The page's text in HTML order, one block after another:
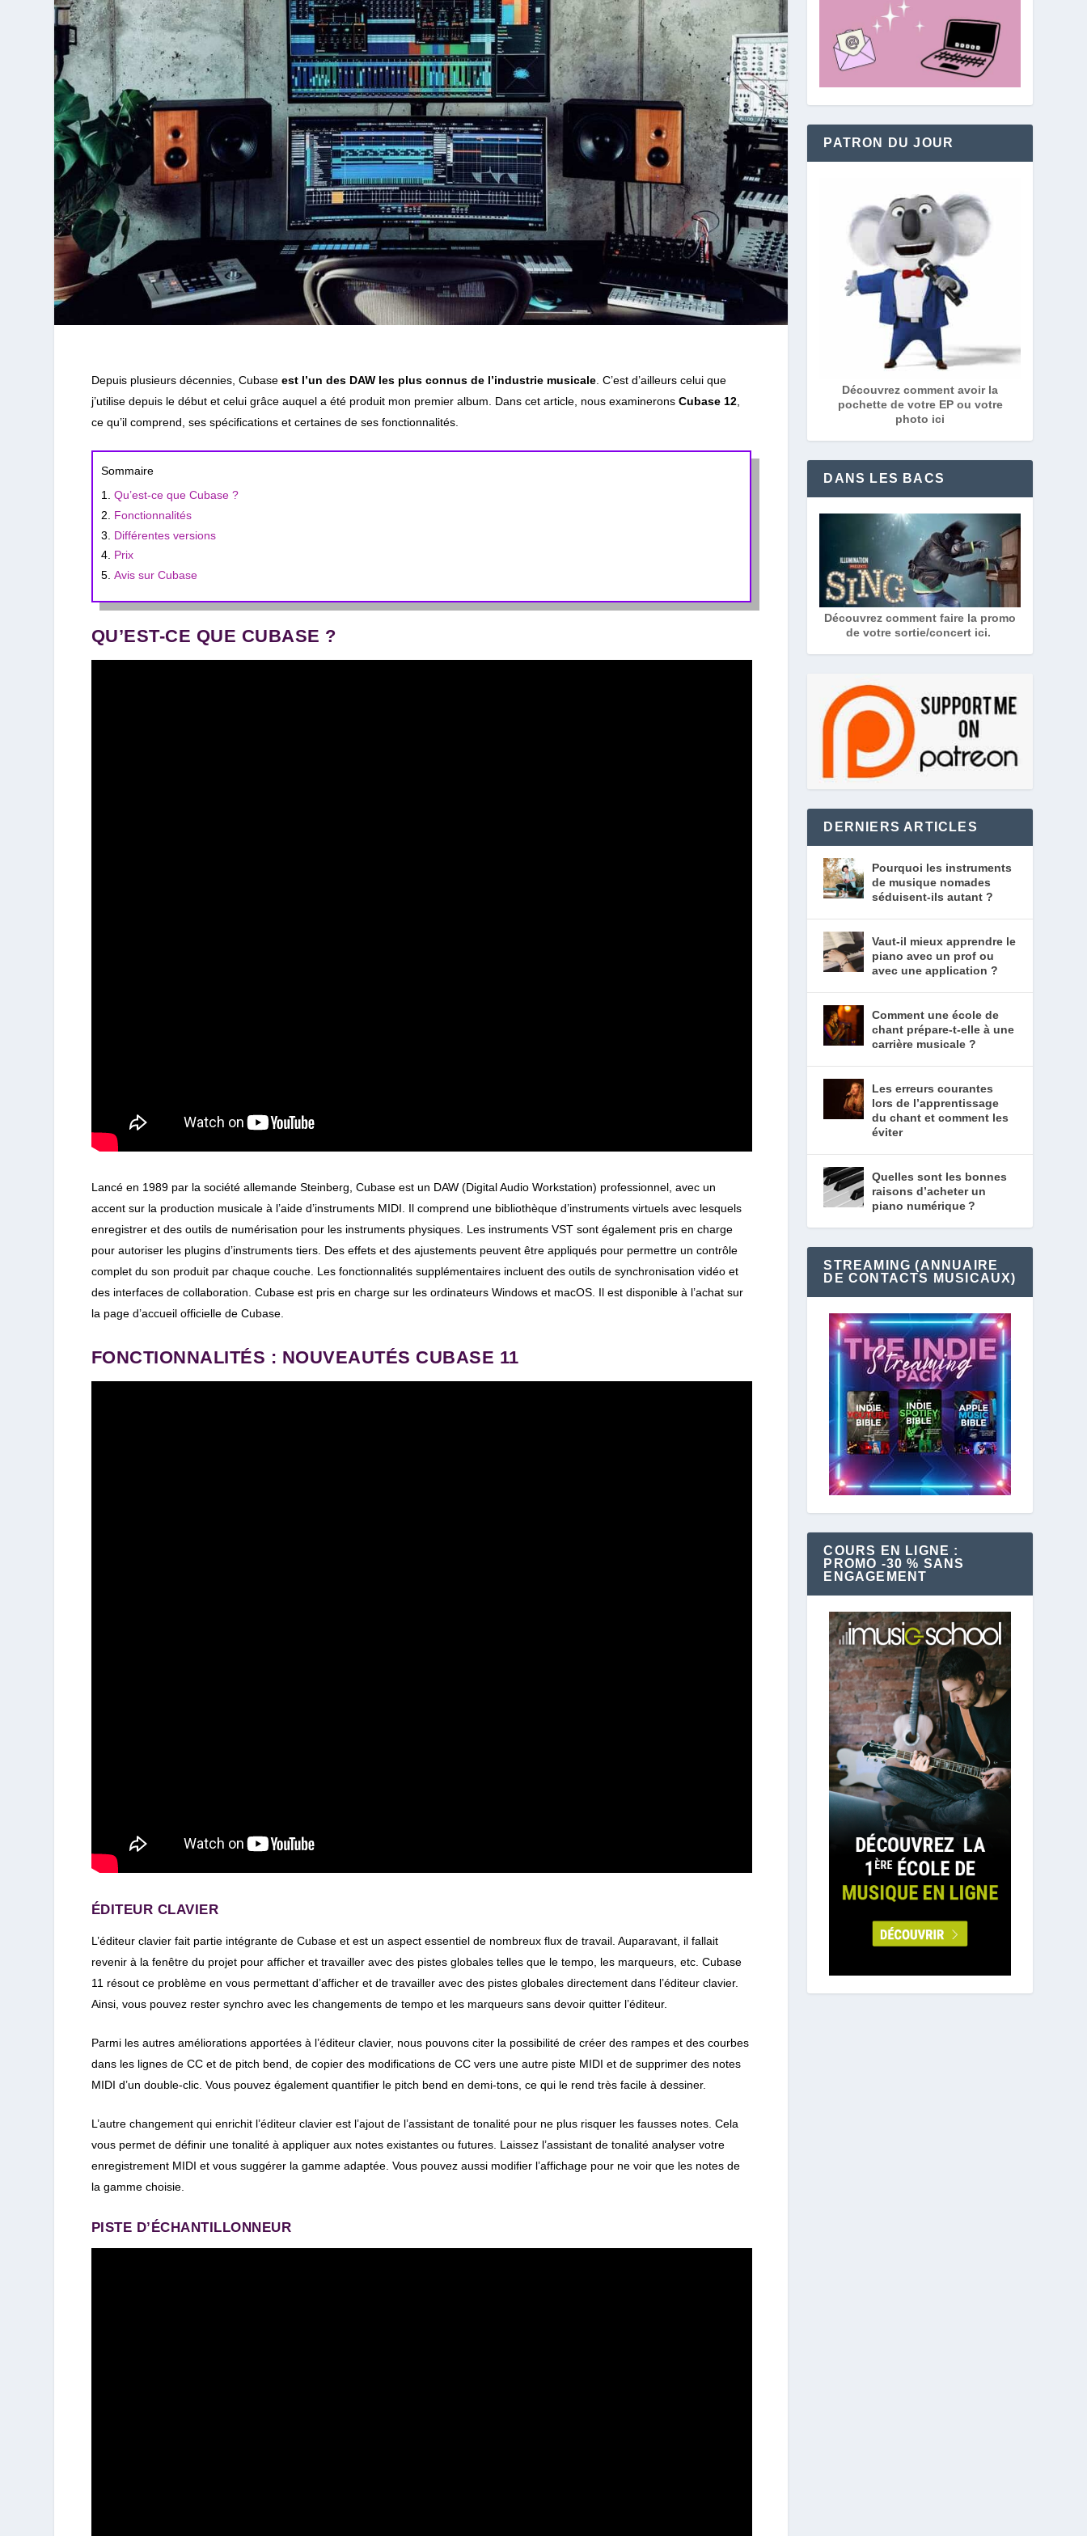
Depuis plusieurs décennies, Cubaseest l’un des DAW les plus connus de l’industrie musicale. C’est d’ailleurs celui que
j’utilise depuis le début et celui grâce auquel a été produit mon premier album. Dans cet article, nous examinerons Cubase 12,
ce qu’il comprend, ses spécifications et certaines de ses fonctionnalités.
Sommaire
Qu’est-ce que Cubase ?
Fonctionnalités
Différentes versions
Prix
Avis sur Cubase
QU’EST-CE QUE CUBASE ?
Lancé en 1989 par la société allemande Steinberg, Cubase est un DAW (Digital Audio Workstation) professionnel, avec un
accent sur la production musicale à l’aide d’instruments MIDI. Il comprend une bibliothèque d’instruments virtuels avec lesquels
enregistrer et des outils de numérisation pour les instruments physiques. Les instruments VST sont également pris en charge
pour autoriser les plugins d’instruments tiers. Des effets et des ajustements peuvent être appliqués pour permettre un contrôle
complet du son produit par chaque couche. Les fonctionnalités supplémentaires incluent des outils de synchronisation vidéo et
des interfaces de collaboration. Cubase est pris en charge sur les ordinateurs Windows et macOS. Il est disponible à l’achat sur
la page d’accueil officielle de Cubase.
FONCTIONNALITÉS : NOUVEAUTÉS CUBASE 11
ÉDITEUR CLAVIER
L’éditeur clavier fait partie intégrante de Cubase et est un aspect essentiel de nombreux flux de travail. Auparavant, il fallait
revenir à la fenêtre du projet pour afficher et travailler avec des pistes globales telles que le tempo, les marqueurs, etc. Cubase
11 résout ce problème en vous permettant d’afficher et de travailler avec des pistes globales directement dans l’éditeur clavier.
Ainsi, vous pouvez rester synchro avec les changements de tempo et les marqueurs sans devoir quitter l’éditeur.
Parmi les autres améliorations apportées à l’éditeur clavier, nous pouvons citer la possibilité de créer des rampes et des courbes
dans les lignes de CC et de pitch bend, de copier des modifications de CC vers une autre piste MIDI et de supprimer des notes
MIDI d’un double-clic. Vous pouvez également quantifier le pitch bend en demi-tons, ce qui le rend très facile à dessiner.
L’autre changement qui enrichit l’éditeur clavier est l’ajout de l’assistant de tonalité pour ne plus risquer les fausses notes. Cela
vous permet de définir une tonalité à appliquer aux notes existantes ou futures. Laissez l’assistant de tonalité analyser votre
enregistrement MIDI et vous suggérer la gamme adaptée. Vous pouvez aussi modifier l’affichage pour ne voir que les notes de
la gamme choisie.
PISTE D’ÉCHANTILLONNEUR
PATRON DU JOUR
Découvrez comment avoir la
pochette de votre EP ou votre
photo ici
DANS LES BACS
Découvrez comment faire la promo
de votre sortie/concert ici.
DERNIERS ARTICLES
Pourquoi les instruments
de musique nomades
séduisent-ils autant ?
Vaut-il mieux apprendre le
piano avec un prof ou
avec une application ?
Comment une école de
chant prépare-t-elle à une
carrière musicale ?
Les erreurs courantes
lors de l’apprentissage
du chant et comment les
éviter
Quelles sont les bonnes
raisons d’acheter un
piano numérique ?
STREAMING (ANNUAIRE
DE CONTACTS MUSICAUX)
COURS EN LIGNE :
PROMO -30 % SANS
ENGAGEMENT